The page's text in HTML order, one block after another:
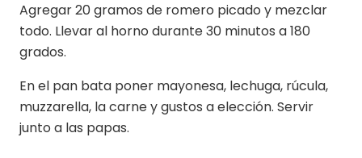
Agregar 20 gramos de romero picado y mezclar
todo. Llevar al horno durante 30 minutos a 180
grados.
En el pan bata poner mayonesa, lechuga, rúcula,
muzzarella, la carne y gustos a elección. Servir
junto a las papas.